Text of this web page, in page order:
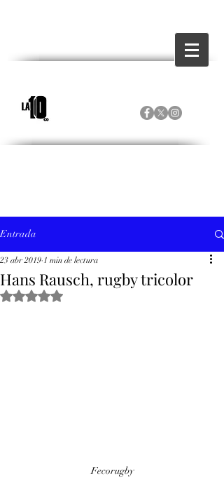
Entrada
Hans Rausch, rugby tricolor
23 abr 2019 1 min de lectura
Obtuvo NaN de 5 estrellas.
Fecorugby